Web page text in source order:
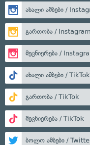
ახალი ამბები /
გართობა / Instagram
მეცნიერება /
ახალი ამბები / TikTok
გართობა / TikTok
მეცნიერება / TikTok
ბოლო ამბები /